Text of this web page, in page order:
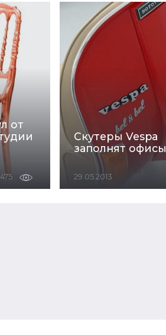
от
Скутеры Vespa
заполнят офисы
29.05.2013